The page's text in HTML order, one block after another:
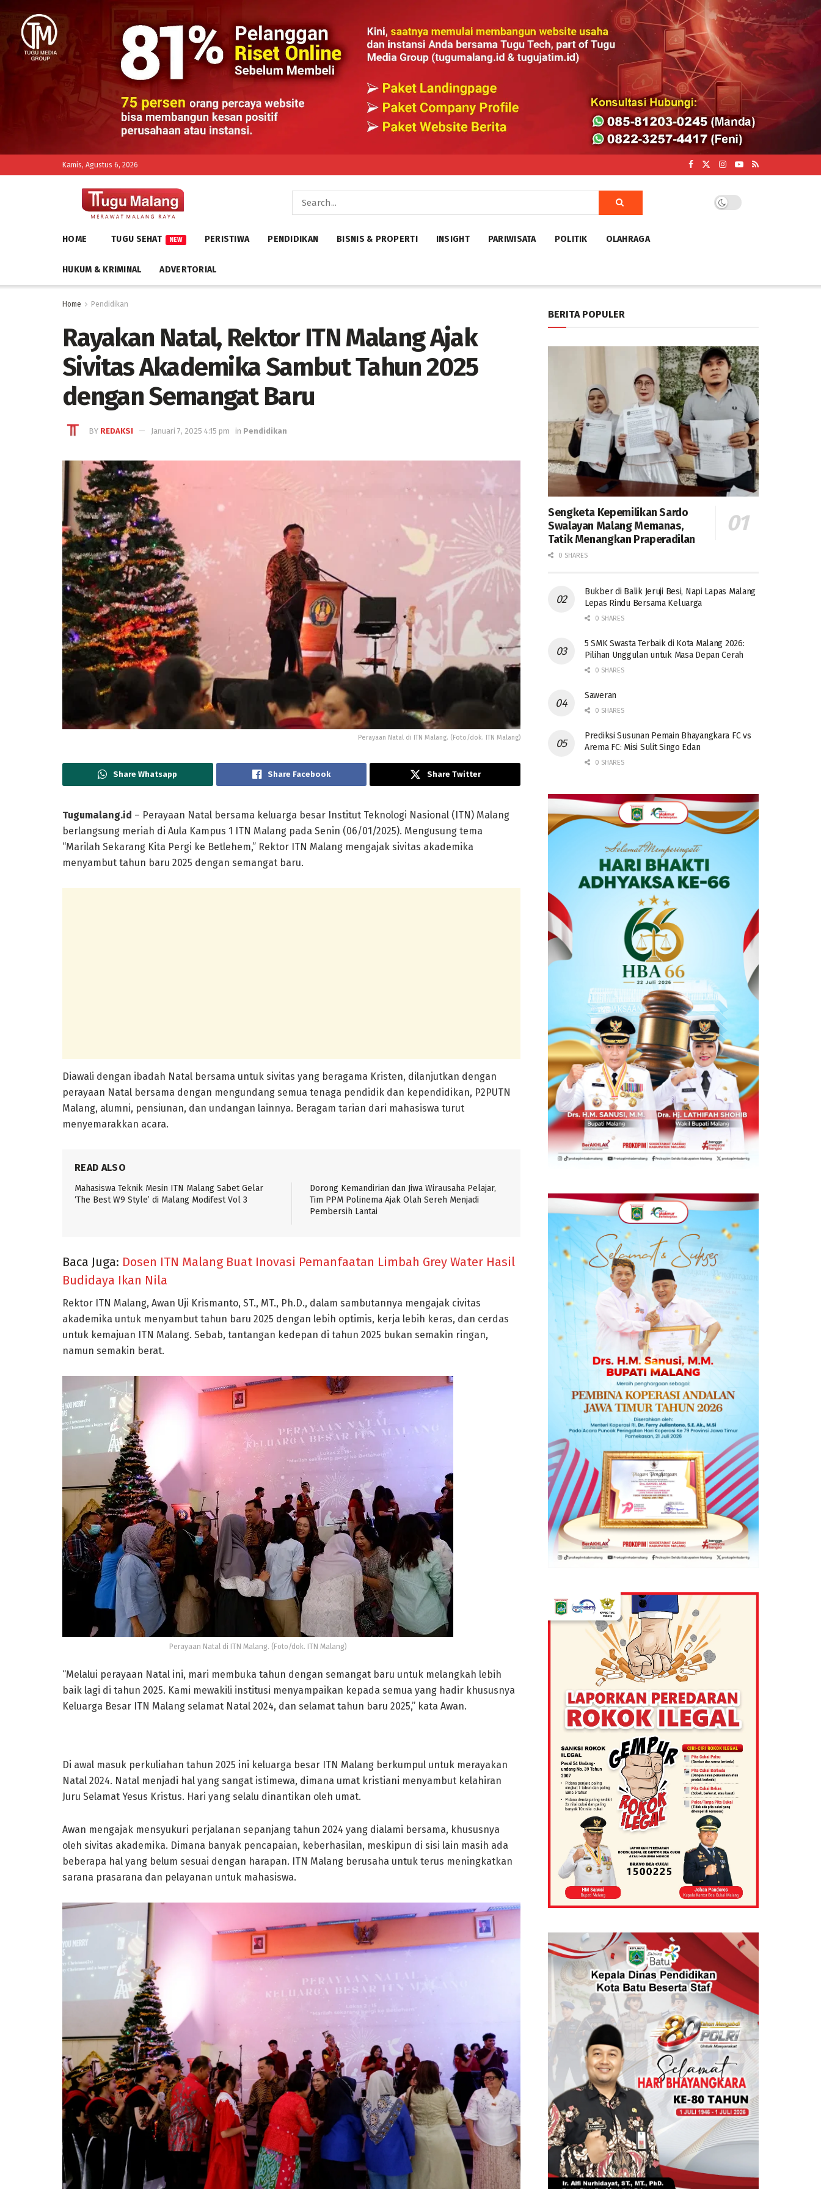
Kamis, Agustus 6, 2026
HOME TUGU SEHAT NEW PERISTIWA PENDIDIKAN BISNIS & PROPERTI INSIGHT PARIWISATA POLITIK OLAHRAGA
HUKUM & KRIMINAL ADVERTORIAL
Home Pendidikan
Rayakan Natal, Rektor ITN Malang Ajak
Sivitas Akademika Sambut Tahun 2025
dengan Semangat Baru
BY REDAKSI Januari 7, 2025 4:15 pm in Pendidikan
Perayaan Natal di ITN Malang. (Foto/dok. ITN Malang)
Share Whatsapp Share Facebook Share Twitter
Tugumalang.id – Perayaan Natal bersama keluarga besar Institut Teknologi Nasional (ITN) Malang
berlangsung meriah di Aula Kampus 1 ITN Malang pada Senin (06/01/2025). Mengusung tema
“Marilah Sekarang Kita Pergi ke Betlehem,” Rektor ITN Malang mengajak sivitas akademika
menyambut tahun baru 2025 dengan semangat baru.
Diawali dengan ibadah Natal bersama untuk sivitas yang beragama Kristen, dilanjutkan dengan
perayaan Natal bersama dengan mengundang semua tenaga pendidik dan kependidikan, P2PUTN
Malang, alumni, pensiunan, dan undangan lainnya. Beragam tarian dari mahasiswa turut
menyemarakkan acara.
READ ALSO
Mahasiswa Teknik Mesin ITN Malang Sabet Gelar
‘The Best W9 Style’ di Malang Modifest Vol 3
Dorong Kemandirian dan Jiwa Wirausaha Pelajar,
Tim PPM Polinema Ajak Olah Sereh Menjadi
Pembersih Lantai
Baca Juga: Dosen ITN Malang Buat Inovasi Pemanfaatan Limbah Grey Water Hasil
Budidaya Ikan Nila
Rektor ITN Malang, Awan Uji Krismanto, ST., MT., Ph.D., dalam sambutannya mengajak civitas
akademika untuk menyambut tahun baru 2025 dengan lebih optimis, kerja lebih keras, dan cerdas
untuk kemajuan ITN Malang. Sebab, tantangan kedepan di tahun 2025 bukan semakin ringan,
namun semakin berat.
Perayaan Natal di ITN Malang. (Foto/dok. ITN Malang)
“Melalui perayaan Natal ini, mari membuka tahun dengan semangat baru untuk melangkah lebih
baik lagi di tahun 2025. Kami mewakili institusi menyampaikan kepada semua yang hadir khususnya
Keluarga Besar ITN Malang selamat Natal 2024, dan selamat tahun baru 2025,” kata Awan.
Di awal masuk perkuliahan tahun 2025 ini keluarga besar ITN Malang berkumpul untuk merayakan
Natal 2024. Natal menjadi hal yang sangat istimewa, dimana umat kristiani menyambut kelahiran
Juru Selamat Yesus Kristus. Hari yang selalu dinantikan oleh umat.
Awan mengajak mensyukuri perjalanan sepanjang tahun 2024 yang dialami bersama, khususnya
oleh sivitas akademika. Dimana banyak pencapaian, keberhasilan, meskipun di sisi lain masih ada
beberapa hal yang belum sesuai dengan harapan. ITN Malang berusaha untuk terus meningkatkan
sarana prasarana dan pelayanan untuk mahasiswa.
BERITA POPULER
Sengketa Kepemilikan Sardo
Swalayan Malang Memanas,
Tatik Menangkan Praperadilan
0 SHARES
Bukber di Balik Jeruji Besi, Napi Lapas Malang
Lepas Rindu Bersama Keluarga
0 SHARES
5 SMK Swasta Terbaik di Kota Malang 2026:
Pilihan Unggulan untuk Masa Depan Cerah
0 SHARES
Saweran
0 SHARES
Prediksi Susunan Pemain Bhayangkara FC vs
Arema FC: Misi Sulit Singo Edan
0 SHARES